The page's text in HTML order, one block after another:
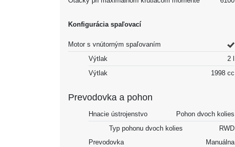
Konfigurácia spaľovací
Motor s vnútorným spaľovaním
Výtlak
2 l
Výtlak
1998 cc
Prevodovka a pohon
Hnacie ústrojenstvo
Pohon dvoch kolies
Typ pohonu dvoch kolies
RWD
Prevodovka
Manuálna